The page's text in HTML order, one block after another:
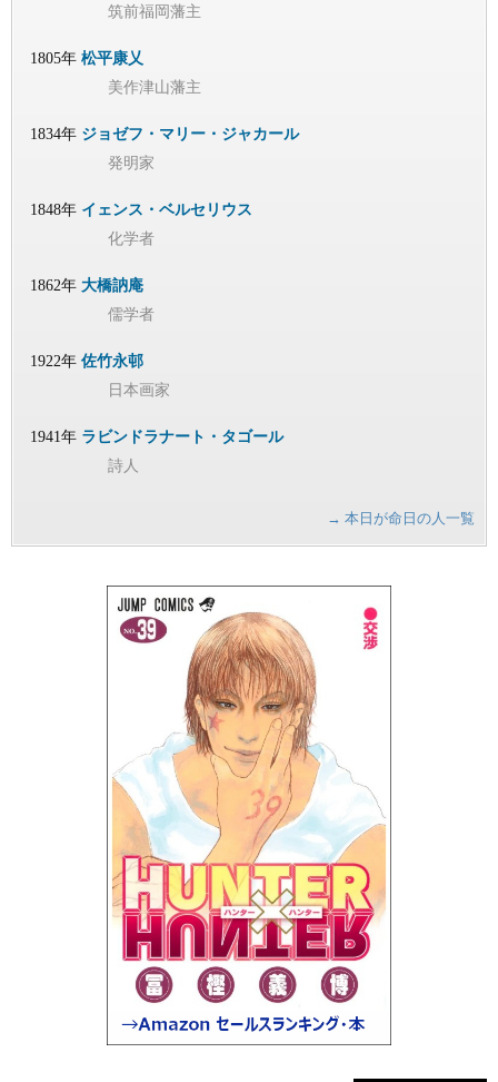
筑前福岡藩主
1805年 松平康乂
美作津山藩主
1834年 ジョゼフ・マリー・ジャカール
発明家
1848年 イェンス・ベルセリウス
化学者
1862年 大橋訥庵
儒学者
1922年 佐竹永邨
日本画家
1941年 ラビンドラナート・タゴール
詩人
→ 本日が命日の人一覧